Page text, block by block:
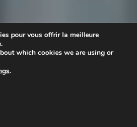
pour vous offrir la meilleure
which cookies we are using or
.